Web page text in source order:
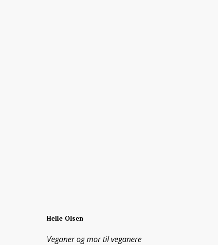
Helle Olsen
Veganer og mor til veganere